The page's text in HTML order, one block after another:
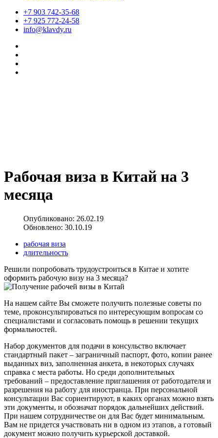
+7 903 742-35-68
+7 925 772-24-58
info@klavdy.ru
Рабочая виза в Китай на 3
месяца
Опубликовано: 26.02.19
Обновлено: 30.10.19
рабочая виза
длительность
Решили попробовать трудоустроиться в Китае и хотите
оформить рабочую визу на 3 месяца?
На нашем сайте Вы сможете получить полезные советы по
теме, проконсультироваться по интересующим вопросам со
специалистами и согласовать помощь в решении текущих
формальностей.
Набор документов для подачи в консульство включает
стандартный пакет – заграничный паспорт, фото, копии ранее
выданных виз, заполненная анкета, в некоторых случаях
справка с места работы. Но среди дополнительных
требований – предоставление приглашения от работодателя и
разрешения на работу для иностранца. При персональной
консультации Вас сориентируют, в каких органах можно взять
эти документы, и обозначат порядок дальнейших действий.
При нашем сотрудничестве он для Вас будет минимальным.
Вам не придется участвовать ни в одном из этапов, а готовый
документ можно получить курьерской доставкой.